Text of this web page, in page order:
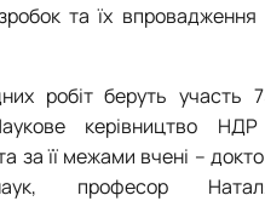
та їх впровадження
робіт беруть участь 7
керівництво НДР
за її межами вчені –
наук, професор